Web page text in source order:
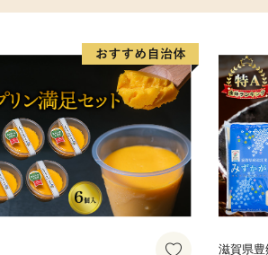
滋賀県豊